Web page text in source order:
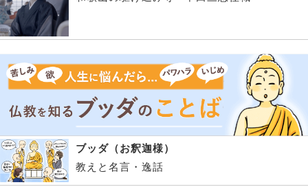
ブッダ（お釈迦様）
教えと名言・逸話